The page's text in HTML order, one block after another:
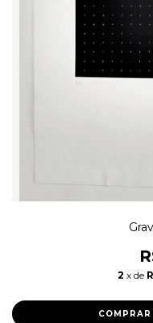
2 x de